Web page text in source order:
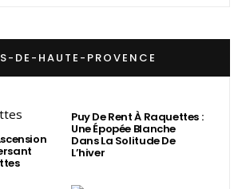
DE-HAUTE-PROVENCE
Puy De Rent À Raquettes :
Une Épopée Blanche
Dans La Solitude De
L’hiver